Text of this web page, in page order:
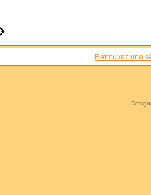
Retrouvez une